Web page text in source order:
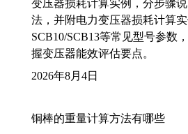
变压器损耗计算实例，分步骤
法，并附电力变压器损耗计算
SCB10/SCB13等常见型号参数
握变压器能效评估要点。
2026年8月4日
铜棒的重量计算方法有哪些